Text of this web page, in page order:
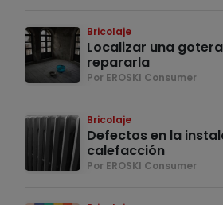
Bricolaje
Localizar una
repararla
Por EROSKI Consumer
Bricolaje
Defectos en la
calefacción
Por EROSKI Consumer